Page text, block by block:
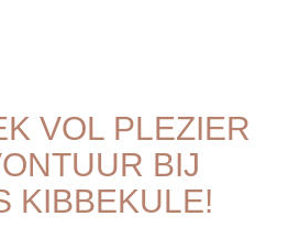
VOL PLEZIER
BIJ
KIBBEKULE!